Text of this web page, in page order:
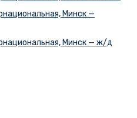
Минск —
Минск — ж/д